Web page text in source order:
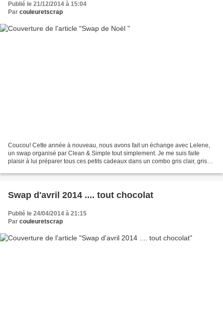
Publié le 21/12/2014 à 15:04
Par couleuretscrap
Coucou! Cette année à nouveau, nous avons fait un échange avec Lelene,
un swap organisé par Clean & Simple tout simplement. Je me suis faite
plaisir à lui préparer tous ces petits cadeaux dans un combo gris clair, gris
Swap d'avril 2014 .... tout chocolat
Publié le 24/04/2014 à 21:15
Par couleuretscrap